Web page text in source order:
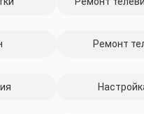
Ремонт